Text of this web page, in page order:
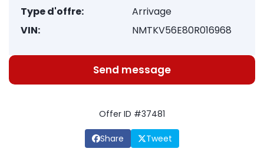
Type d'offre:
Arrivage
VIN:
NMTKV56E80R016968
Send message
Offer ID #37481
Share Tweet